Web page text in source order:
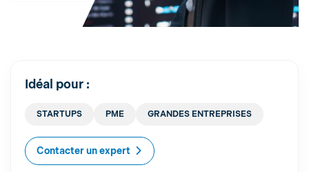
Idéal pour :
STARTUPS PME GRANDES ENTREPRISES
Contacter un expert